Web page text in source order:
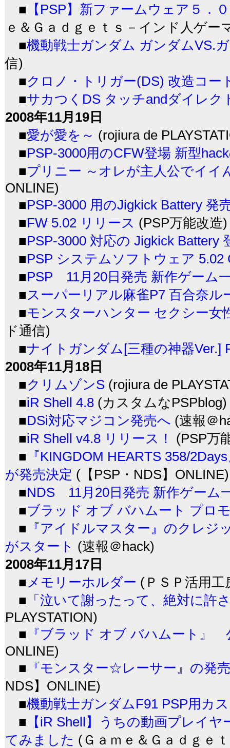
■ 【PSP】新ファームウェア５．
ｅ＆Ｇａｄｇｅｔｓ－インド人ゲー
■機動戦士ガンダム ガンダムVS.
信)
■クロノ・トリガー(DS) 改造コー
■サカつくDS タッチandダイレク
2008年11月19日
■愛が愛を～ (rojiura de
■PSP-3000用のCFW登場 新型
■プリニー ～オレが主人公でイ
ONLINE)
■PSP-3000 用のJigkick Battery 発
■FW 5.02 リリース (PSP万能改造)
■PSP-3000 対応の Jigkick Battery
■PSP システムソフトウェア 5.02
■PSP 11月20日発売 新作ゲーム
■スーパーリアル麻雀P7 百合奈ル
■モンスターハンター セクシー女
ド通信)
■ナイトガンダム[三種の神器Ver.]
2008年11月18日
■クリムゾンS (rojiura de
■iR Shell 4.8 (カスタムなPSPblog)
■DSi対応マジコン発売へ (速報＠
■iR Shell v4.8 リリース！
(PSP万
■ 『KINGDOM HEARTS 358/
が発売決定 (【PSP・NDS】ONLINE)
■NDS 11月20日発売 新作ゲーム
■ブラッド オブ バハムート プロ
■ 『アイドルマスター』のクレジ
がスタート (速報＠hack)
2008年11月17日
■メモリーホルダー (ＰＳＰ活用工
■ 「泣いて謝ったって、絶対に許
PLAYSTATION)
■ 『ブラッド オブ バハムート』
ONLINE)
■ 『モンスター☆レーサー』の発
NDS】ONLINE)
■機動戦士ガンダムF91 PSP用カ
■ 【iR Shell】うちの動画プレイ
てみました (Ｇａｍｅ＆Ｇａｄｇｅ